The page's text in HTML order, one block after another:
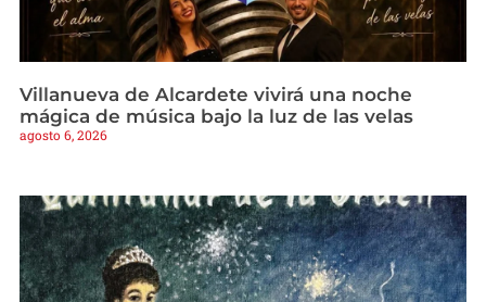
Villanueva de Alcardete vivirá una noche
mágica de música bajo la luz de las velas
agosto 6, 2026